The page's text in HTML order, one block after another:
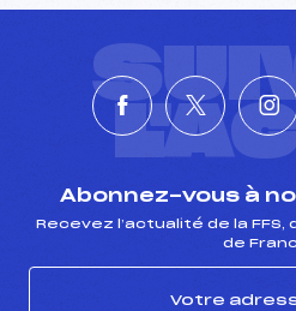
Abonnez-vous à
Recevez l’actualité de la FFS,
de